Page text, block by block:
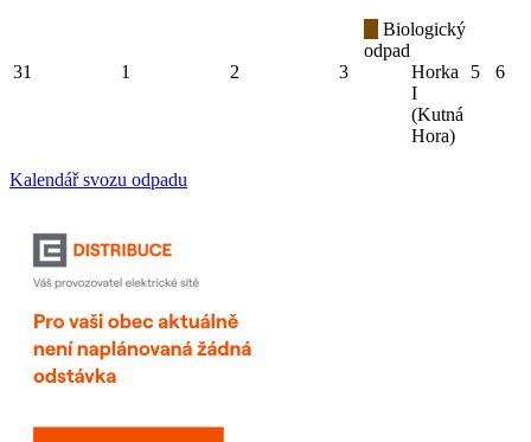
31 1 2 3
Biologický
odpad
Horka
I
(Kutná
Hora)
5 6
Kalendář svozu odpadu